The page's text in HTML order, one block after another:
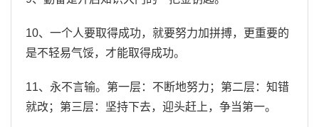
10、一个人要取得成功，就要努力加拼搏，更重要的
是不轻易气馁，才能取得成功。
11、永不言输。第一层：不断地努力；第二层：知错
就改；第三层：坚持下去，迎头赶上，争当第一。